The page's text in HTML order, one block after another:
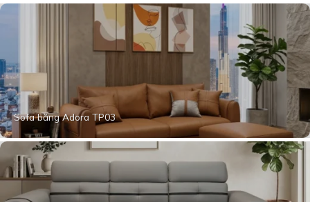
Sofa băng Adora TP03